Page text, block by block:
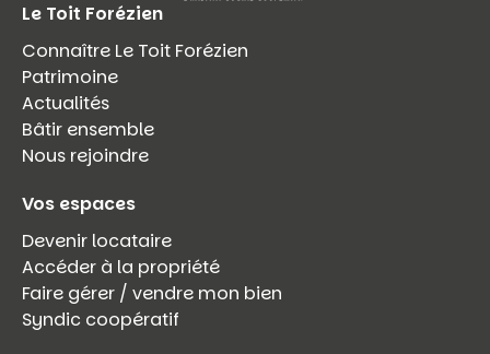
Le Toit Forézien
Connaître Le Toit Forézien
Patrimoine
Actualités
Bâtir ensemble
Nous rejoindre
Vos espaces
Devenir locataire
Accéder à la propriété
Faire gérer / vendre mon bien
Syndic coopératif